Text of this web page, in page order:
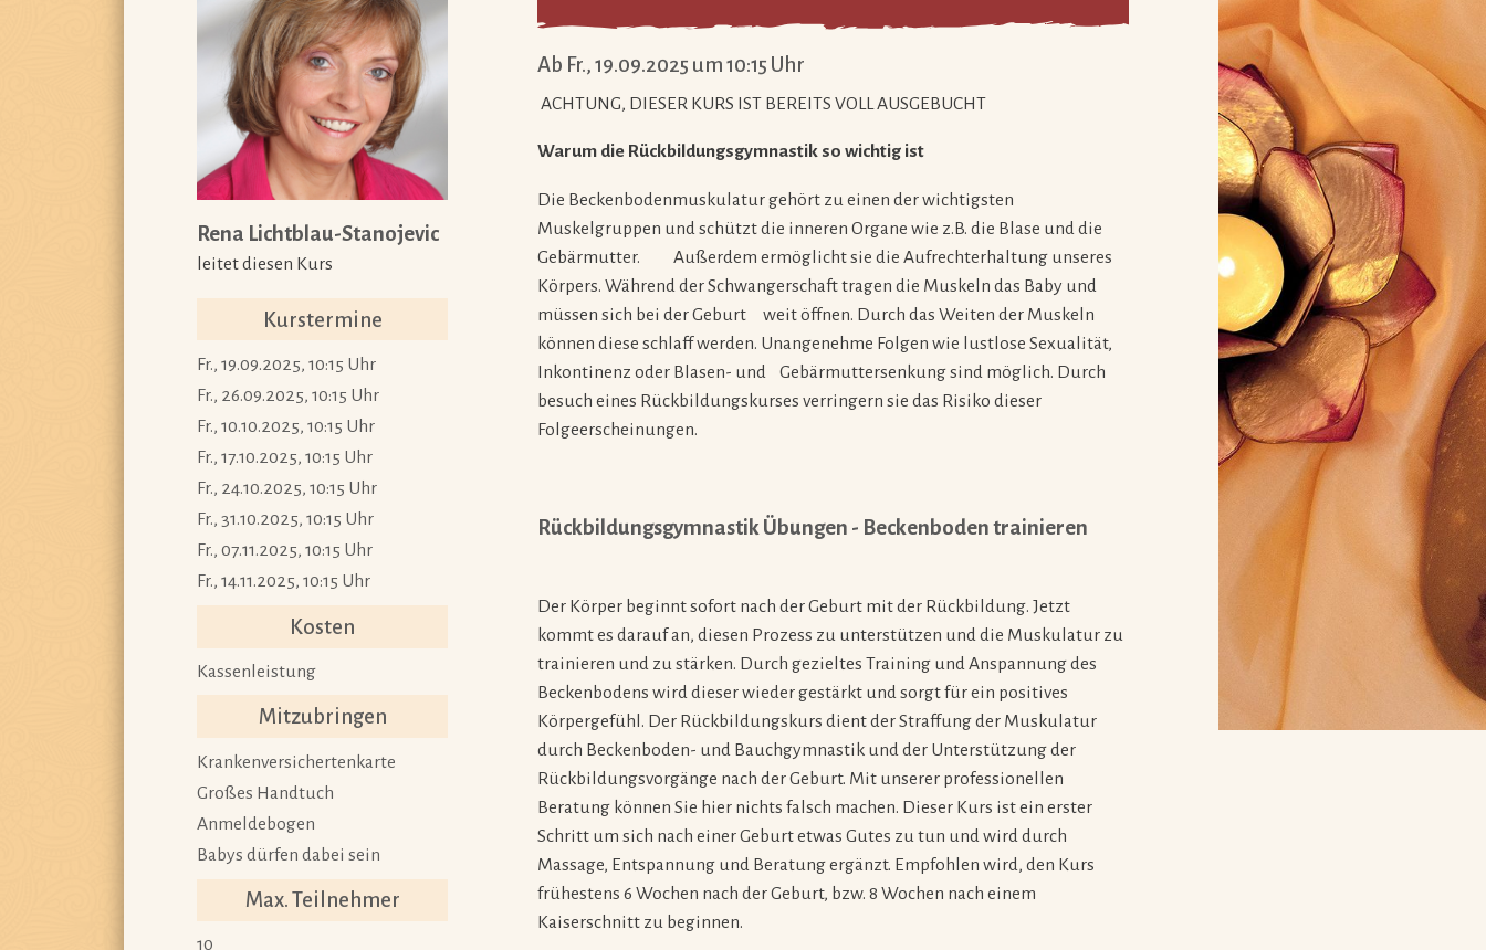
Ab Fr., 19.09.2025 um 10:15 Uhr
ACHTUNG, DIESER KURS IST BEREITS VOLL AUSGEBUCHT
Warum die Rückbildungsgymnastik so wichtig ist
Die Beckenbodenmuskulatur gehört zu einen der wichtigsten
Muskelgruppen und schützt die inneren Organe wie z.B. die Blase und die
Gebärmutter. Außerdem ermöglicht sie die Aufrechterhaltung unseres
Körpers. Während der Schwangerschaft tragen die Muskeln das Baby und
müssen sich bei der Geburt weit öffnen. Durch das Weiten der Muskeln
können diese schlaff werden. Unangenehme Folgen wie lustlose Sexualität,
Inkontinenz oder Blasen- und Gebärmuttersenkung sind möglich. Durch
besuch eines Rückbildungskurses verringern sie das Risiko dieser
Folgeerscheinungen.
Rückbildungsgymnastik Übungen - Beckenboden trainieren
Der Körper beginnt sofort nach der Geburt mit der Rückbildung. Jetzt
kommt es darauf an, diesen Prozess zu unterstützen und die Muskulatur zu
trainieren und zu stärken. Durch gezieltes Training und Anspannung des
Beckenbodens wird dieser wieder gestärkt und sorgt für ein positives
Körpergefühl. Der Rückbildungskurs dient der Straffung der Muskulatur
durch Beckenboden- und Bauchgymnastik und der Unterstützung der
Rückbildungsvorgänge nach der Geburt. Mit unserer professionellen
Beratung können Sie hier nichts falsch machen. Dieser Kurs ist ein erster
Schritt um sich nach einer Geburt etwas Gutes zu tun und wird durch
Massage, Entspannung und Beratung ergänzt. Empfohlen wird, den Kurs
frühestens 6 Wochen nach der Geburt, bzw. 8 Wochen nach einem
Kaiserschnitt zu beginnen.
Rena Lichtblau-Stanojevic
leitet diesen Kurs
Kurstermine
Fr., 19.09.2025, 10:15 Uhr
Fr., 26.09.2025, 10:15 Uhr
Fr., 10.10.2025, 10:15 Uhr
Fr., 17.10.2025, 10:15 Uhr
Fr., 24.10.2025, 10:15 Uhr
Fr., 31.10.2025, 10:15 Uhr
Fr., 07.11.2025, 10:15 Uhr
Fr., 14.11.2025, 10:15 Uhr
Kosten
Kassenleistung
Mitzubringen
Krankenversichertenkarte
Großes Handtuch
Anmeldebogen
Babys dürfen dabei sein
Max. Teilnehmer
10